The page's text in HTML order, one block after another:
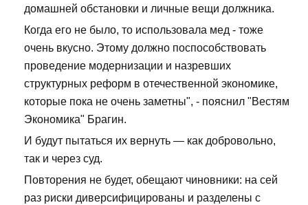
домашней обстановки и личные вещи должника.
Когда его не было, то использовала мед - тоже
очень вкусно. Этому должно поспособствовать
проведение модернизации и назревших
структурных реформ в отечественной экономике,
которые пока не очень заметны", - пояснил "Вестям
Экономика" Брагин.
И будут пытаться их вернуть — как добровольно,
так и через суд.
Повторения не будет, обещают чиновники: на сей
раз риски диверсифицированы и разделены с